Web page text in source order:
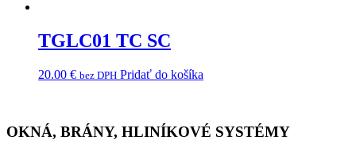
TGLC01 TC SC
20.00 € bez DPH Pridať do košíka
OKNÁ, BRÁNY, HLINÍKOVÉ SYSTÉMY